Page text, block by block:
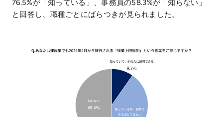
76.5%が「知っている」、事務員の58.3%が「知らない」
と回答し、職種ごとにばらつきが見られました。